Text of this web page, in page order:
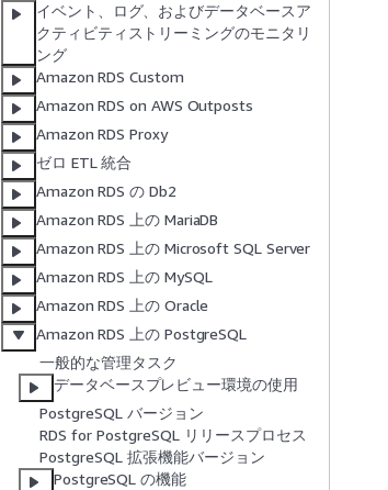
イベント、ログ、およびデータベースア
クティビティストリーミングのモニタリ
ング
Amazon RDS Custom
Amazon RDS on AWS Outposts
Amazon RDS Proxy
ゼロ ETL 統合
Amazon RDS の Db2
Amazon RDS 上の MariaDB
Amazon RDS 上の Microsoft SQL Server
Amazon RDS 上の MySQL
Amazon RDS 上の Oracle
Amazon RDS 上の PostgreSQL
一般的な管理タスク
データベースプレビュー環境の使用
PostgreSQL バージョン
RDS for PostgreSQL リリースプロセス
PostgreSQL 拡張機能バージョン
PostgreSQL の機能